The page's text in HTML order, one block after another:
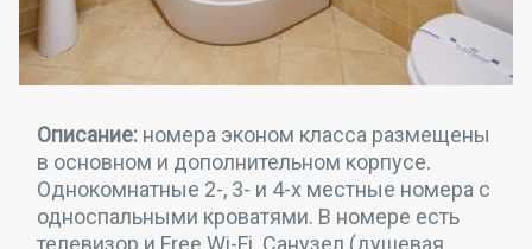
Описание: номера эконом класса размещены
в основном и дополнительном корпусе.
Однокомнатные 2-, 3- и 4-х местные номера с
односпальными кроватями. В номере есть
телевизор и Free Wi-Fi. Санузел (душевая